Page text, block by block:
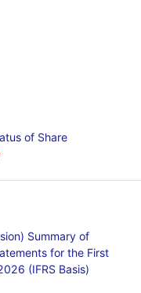
of Share
Summary of
for the First
(IFRS Basis)